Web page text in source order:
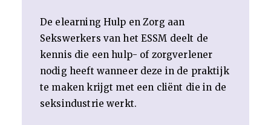
De elearning Hulp en Zorg aan
Sekswerkers van het ESSM deelt de
kennis die een hulp- of zorgverlener
nodig heeft wanneer deze in de praktijk
te maken krijgt met een cliënt die in de
seksindustrie werkt.